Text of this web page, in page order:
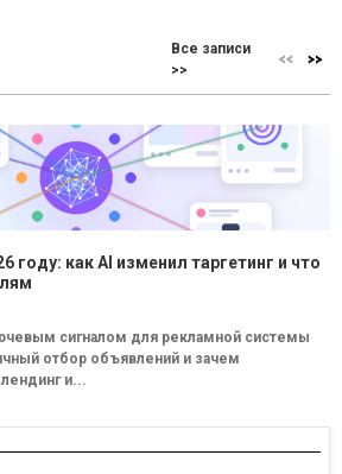
Все записи
>>
году: как AI изменил таргетинг и что
сигналом для рекламной системы
отбор объявлений и зачем
и...